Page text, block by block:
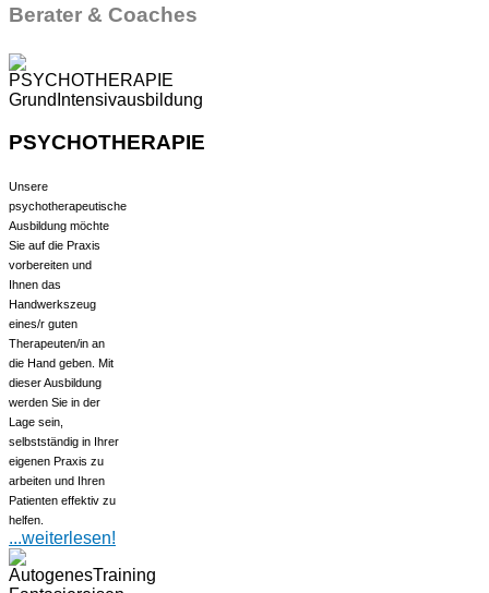
Berater & Coaches
PSYCHOTHERAPIE
Unsere
psychotherapeutische
Ausbildung möchte
Sie auf die Praxis
vorbereiten und
Ihnen das
Handwerkszeug
eines/r guten
Therapeuten/in an
die Hand geben. Mit
dieser Ausbildung
werden Sie in der
Lage sein,
selbstständig in Ihrer
eigenen Praxis zu
arbeiten und Ihren
Patienten effektiv zu
helfen.
...weiterlesen!